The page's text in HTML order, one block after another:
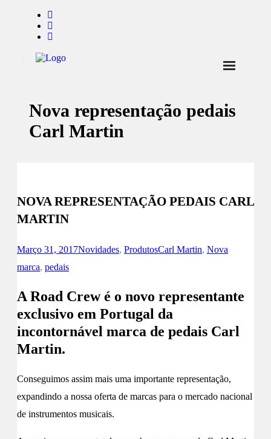
Notícias
Marcas
Promoções
Nova representação pedais
Carl Martin
NOVA REPRESENTAÇÃO PEDAIS CARL
MARTIN
Março 31, 2017Novidades, ProdutosCarl Martin, Nova
marca, pedais
A Road Crew é o novo representante
exclusivo em Portugal da
incontornável marca de pedais Carl
Martin.
Conseguimos assim mais uma importante representação,
expandindo a nossa oferta de marcas para o mercado nacional
de instrumentos musicais.